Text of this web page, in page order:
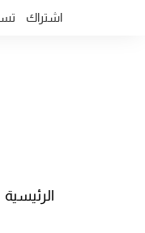
اشتراك
الرئيسية